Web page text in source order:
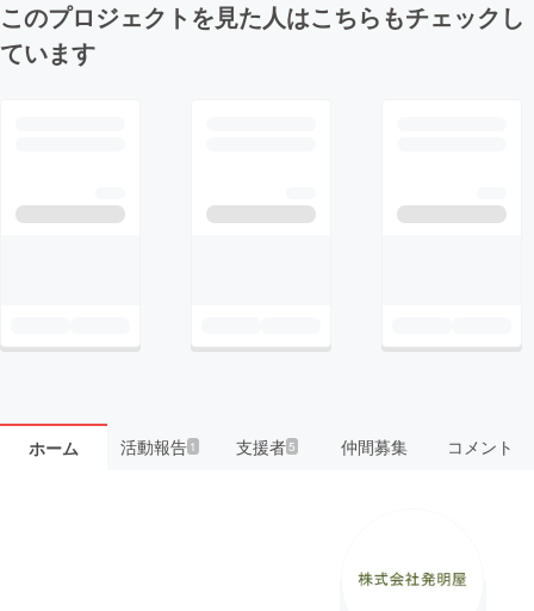
このプロジェクトを見た人はこちらもチェックし
ています
ホーム 活動報告1 支援者5 仲間募集 コメント